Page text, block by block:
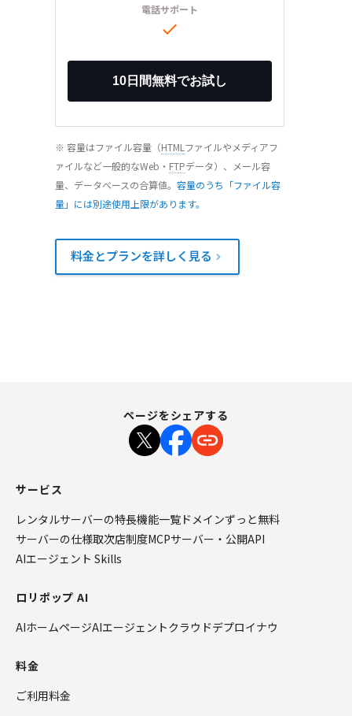
電話サポート

※ 容量はファイル容量（HTML ファイルやメディアフ
ァイルなど一般的なWeb・ FTPデータ）、メール容
量、データベースの合算値。 容量のうち「ファイル容
量」には別途使用上限があります。
料金とプランを詳しく見る
ページをシェアする
サービス
レンタルサーバーの特長機能一覧 ドメインずっと無料
サーバーの仕様取次店制度MCPサーバー・公開API
AIエージェント Skills
ロリポップ AI
AIホームページAIエージェントクラウドデプロイナウ
料金
ご利用料金